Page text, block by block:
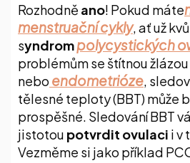
Rozhodně ano! Pokud máte
menstruační cykly, ať už
syndrompolycystických
problémům se štítnou žlázou
nebo endometrióze,
tělesné teploty (BBT) může
prospěšné. Sledování BBT
jistotou potvrdit ovulaci i v
Vezměme si jako příklad